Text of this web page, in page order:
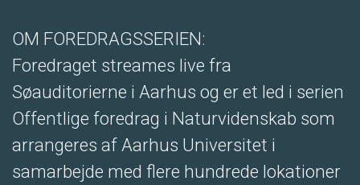
OM FOREDRAGSSERIEN:
Foredraget streames live fra
Søauditorierne i Aarhus og er et led i serien
Offentlige foredrag i Naturvidenskab som
arrangeres af Aarhus Universitet i
samarbejde med flere hundrede lokationer